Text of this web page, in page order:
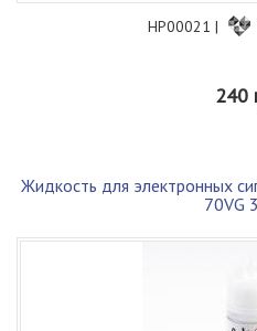
HP00021 |
240
Жидкость для электронных
70VG